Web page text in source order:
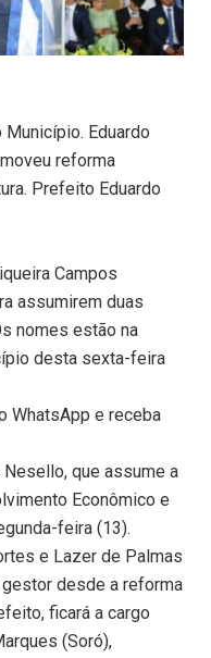
Eduardo
reforma
Prefeito Eduardo
Campos
assumirem duas
nomes estão na
desta sexta-feira
WhatsApp e receba
que assume a
Econômico e
feira (13).
e Lazer de Palmas
desde a reforma
ficará a cargo
(Soró),